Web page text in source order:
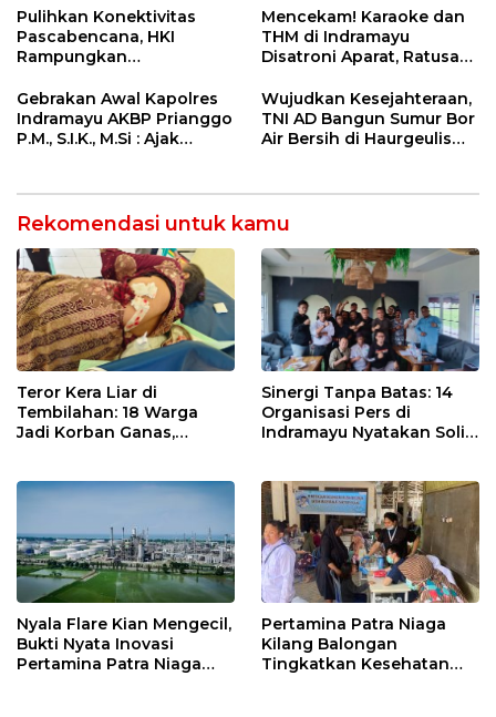
Nasional Lewat Inovasi &
Keselamatan Kerja
di Tolikara!
Pulihkan Konektivitas
Pascabencana, HKI
Rampungkan
Lembah Anai dan Malalak
Mencekam! Karaoke dan
THM di Indramayu
Disatroni Aparat, Ratusan
Dites Urine!
Gebrakan Awal Kapolres
Indramayu AKBP Prianggo
P.M., S.I.K., M.Si : Ajak
Wujudkan Kesejahteraan,
TNI AD Bangun Sumur Bor
Air Bersih di Haurgeulis
Rekomendasi untuk kamu
Teror Kera Liar di
Tembilahan: 18 Warga
Jadi Korban Ganas,
Sinergi Tanpa Batas: 14
Organisasi Pers di
Indramayu Nyatakan Solid
Nyala Flare Kian Mengecil,
Bukti Nyata Inovasi
Pertamina Patra Niaga
Pertamina Patra Niaga
Kilang Balongan
Tingkatkan Kesehatan